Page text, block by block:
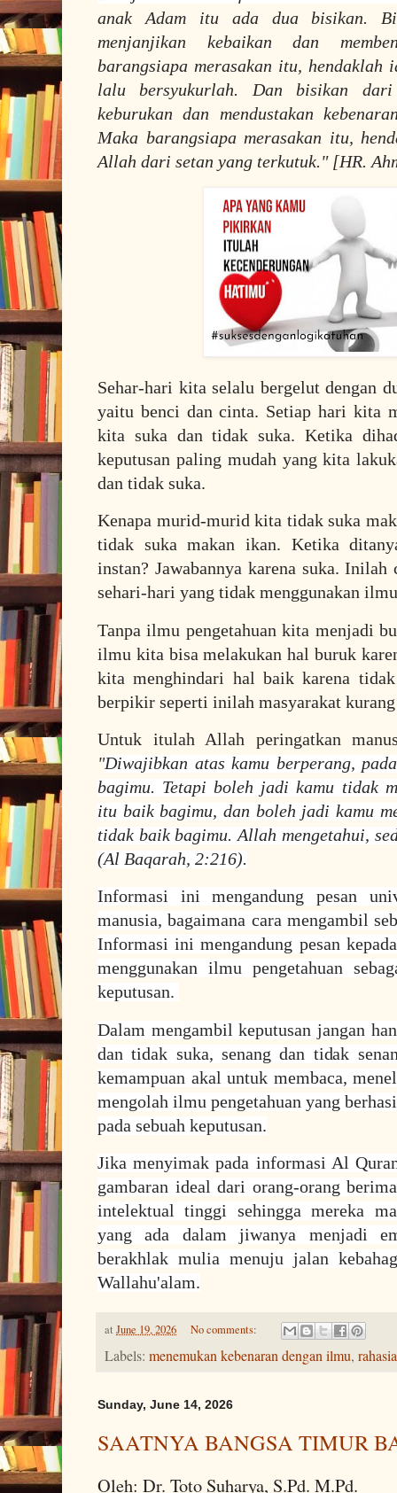
anak Adam itu ada dua bisikan.
menjanjikan kebaikan dan
barangsiapa merasakan itu,
lalu bersyukurlah. Dan bisikan dari
keburukan dan mendustakan
Maka barangsiapa merasakan itu,
Allah dari setan yang terkutuk." [HR.
Sehar-hari kita selalu bergelut dengan
yaitu benci dan cinta. Setiap hari kita
kita suka dan tidak suka. Ketika
keputusan paling mudah yang kita
dan tidak suka.
Kenapa murid-murid kita tidak suka
tidak suka makan ikan. Ketika
instan? Jawabannya karena suka.
sehari-hari yang tidak menggunakan
Tanpa ilmu pengetahuan kita menjadi
ilmu kita bisa melakukan hal buruk
kita menghindari hal baik karena
berpikir seperti inilah masyarakat
Untuk itulah Allah peringatkan
"Diwajibkan atas kamu berperang,
bagimu. Tetapi boleh jadi kamu tidak
itu baik bagimu, dan boleh jadi kamu
tidak baik bagimu. Allah mengetahui,
(Al Baqarah, 2:216).
Informasi ini mengandung pesan
manusia, bagaimana cara mengambil
Informasi ini mengandung pesan
menggunakan ilmu pengetahuan
keputusan.
Dalam mengambil keputusan jangan
dan tidak suka, senang dan tidak
kemampuan akal untuk membaca,
mengolah ilmu pengetahuan yang
pada sebuah keputusan.
Jika menyimak pada informasi Al
gambaran ideal dari orang-orang
intelektual tinggi sehingga mereka
yang ada dalam jiwanya menjadi
berakhlak mulia menuju jalan
Wallahu'alam.
at June 19, 2026 No comments:
Labels: menemukan kebenaran dengan ilmu,
Sunday, June 14, 2026
SAATNYA BANGSA TIMUR
Oleh: Dr. Toto Suharya, S.Pd. M.Pd.